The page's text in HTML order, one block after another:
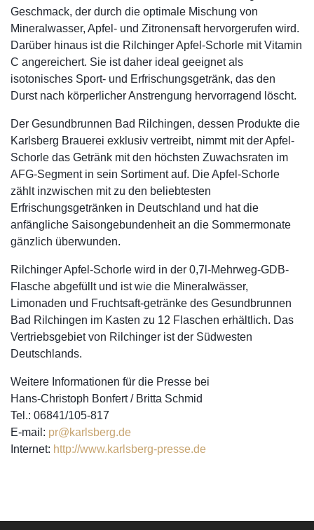
Geschmack, der durch die optimale Mischung von
Mineralwasser, Apfel- und Zitronensaft hervorgerufen wird.
Darüber hinaus ist die Rilchinger Apfel-Schorle mit Vitamin
C angereichert. Sie ist daher ideal geeignet als
isotonisches Sport- und Erfrischungsgetränk, das den
Durst nach körperlicher Anstrengung hervorragend löscht.
Der Gesundbrunnen Bad Rilchingen, dessen Produkte die
Karlsberg Brauerei exklusiv vertreibt, nimmt mit der Apfel-
Schorle das Getränk mit den höchsten Zuwachsraten im
AFG-Segment in sein Sortiment auf. Die Apfel-Schorle
zählt inzwischen mit zu den beliebtesten
Erfrischungsgetränken in Deutschland und hat die
anfängliche Saisongebundenheit an die Sommermonate
gänzlich überwunden.
Rilchinger Apfel-Schorle wird in der 0,7l-Mehrweg-GDB-
Flasche abgefüllt und ist wie die Mineralwässer,
Limonaden und Fruchtsaft-getränke des Gesundbrunnen
Bad Rilchingen im Kasten zu 12 Flaschen erhältlich. Das
Vertriebsgebiet von Rilchinger ist der Südwesten
Deutschlands.
Weitere Informationen für die Presse bei
Hans-Christoph Bonfert / Britta Schmid
Tel.: 06841/105-817
E-mail: pr@karlsberg.de
Internet: http://www.karlsberg-presse.de